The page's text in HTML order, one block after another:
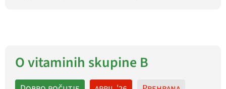
O vitaminih skupine B